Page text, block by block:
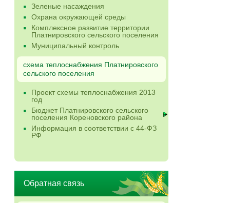
Зеленые насаждения
Охрана окружающей среды
Комплексное развитие территории
Платнировского сельского поселения
Муниципальный контроль
схема теплоснабжения Платнировского
сельского поселения
Проект схемы теплоснабжения 2013
год
Бюджет Платнировского сельского
поселения Кореновского района
Информация в соответствии с 44-ФЗ
РФ
Обратная связь